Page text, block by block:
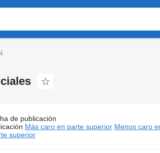
Unidades de control, regulador, ECU,
- Gs. 13.000.000
de publicación
Más caro en parte superior Menos caro
superior